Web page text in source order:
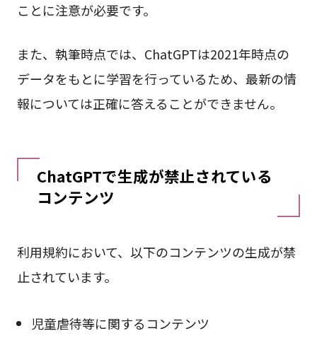
ことに注意が必要です。
また、執筆時点では、ChatGPTは2021年時点の
データをもとに学習を行っているため、最新の情
報については正確に答えることができません。
ChatGPTで生成が禁止されている
コンテンツ
利用規約において、以下のコンテンツの生成が禁
止されています。
児童虐待等に関するコンテンツ